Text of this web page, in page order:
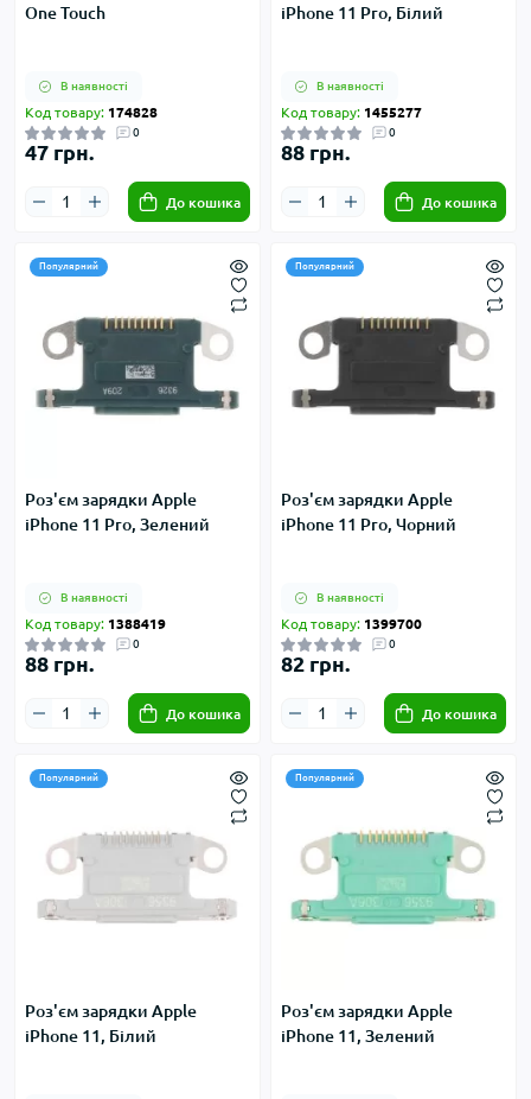
One Touch
В наявності
Код товару: 174828
0
47 грн.
До кошика
iPhone 11 Pro, Білий
В наявності
Код товару: 1455277
0
88 грн.
До кошика
Популярний
Роз'єм зарядки Apple
iPhone 11 Pro, Зелений
В наявності
Код товару: 1388419
0
88 грн.
До кошика
Популярний
Роз'єм зарядки Apple
iPhone 11 Pro, Чорний
В наявності
Код товару: 1399700
0
82 грн.
До кошика
Популярний
Роз'єм зарядки Apple
iPhone 11, Білий
Популярний
Роз'єм зарядки Apple
iPhone 11, Зелений